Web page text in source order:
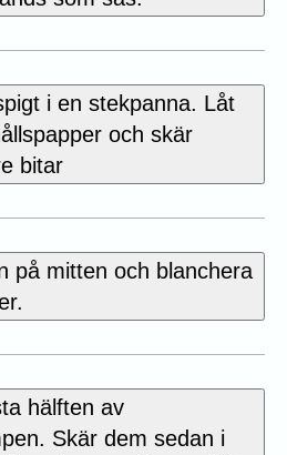
i en stekpanna. Låt
och skär
bitar
på mitten och blanchera
hälften av
Skär dem sedan i